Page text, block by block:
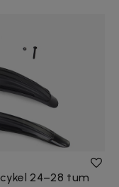
24–28 tum